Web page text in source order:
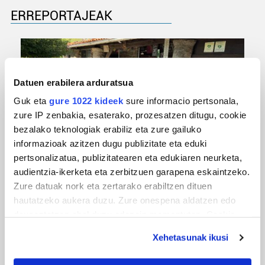
Datuen erabilera arduratsua
Guk eta gure 1022 kideek sure informacio pertsonala,
zure IP zenbakia, esaterako, prozesatzen ditugu, cookie
bezalako teknologiak erabiliz eta zure gailuko
informazioak azitzen dugu publizitate eta eduki
pertsonalizatua, publizitatearen eta edukiaren neurketa,
audientzia-ikerketa eta zerbitzuen garapena eskaintzeko.
Zure datuak nork eta zertarako erabiltzen dituen
hautatzeko aukera duzu. Zure onespena aldatzen edo
If you allow, we would also like to:
Xehetasunak ikusi
ERREPORTAJEAK
URBIAKO FESTA
Urbiako zelaiak erromeria leku